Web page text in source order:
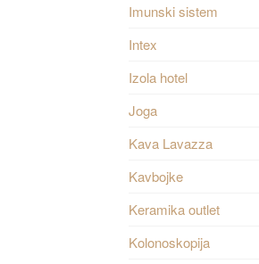
Imunski sistem
Intex
Izola hotel
Joga
Kava Lavazza
Kavbojke
Keramika outlet
Kolonoskopija